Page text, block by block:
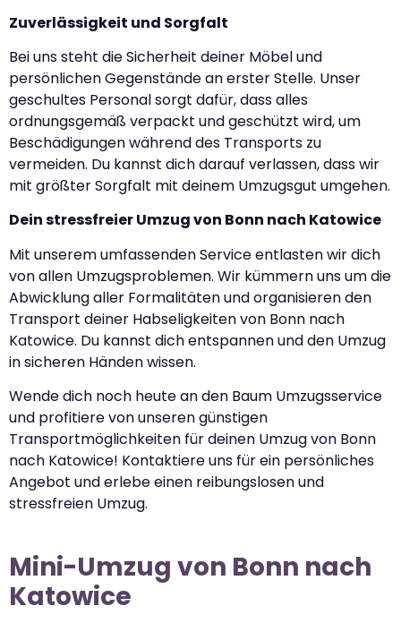
Zuverlässigkeit und Sorgfalt
Bei uns steht die Sicherheit deiner Möbel und
persönlichen Gegenstände an erster Stelle. Unser
geschultes Personal sorgt dafür, dass alles
ordnungsgemäß verpackt und geschützt wird, um
Beschädigungen während des Transports zu
vermeiden. Du kannst dich darauf verlassen, dass wir
mit größter Sorgfalt mit deinem Umzugsgut umgehen.
Dein stressfreier Umzug von Bonn nach Katowice
Mit unserem umfassenden Service entlasten wir dich
von allen Umzugsproblemen. Wir kümmern uns um die
Abwicklung aller Formalitäten und organisieren den
Transport deiner Habseligkeiten von Bonn nach
Katowice. Du kannst dich entspannen und den Umzug
in sicheren Händen wissen.
Wende dich noch heute an den Baum Umzugsservice
und profitiere von unseren günstigen
Transportmöglichkeiten für deinen Umzug von Bonn
nach Katowice! Kontaktiere uns für ein persönliches
Angebot und erlebe einen reibungslosen und
stressfreien Umzug.
Mini-Umzug von Bonn nach
Katowice